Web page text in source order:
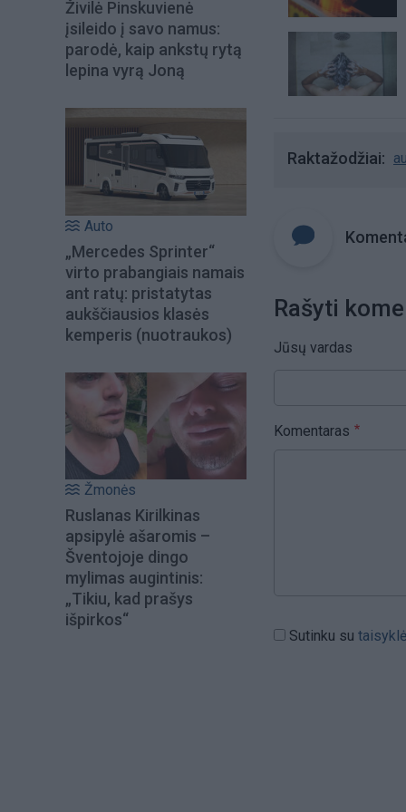
Živilė Pinskuvienė
įsileido į savo namus:
parodė, kaip ankstų rytą
lepina vyrą Joną
Auto
„Mercedes Sprinter“
virto prabangiais namais
ant ratų: pristatytas
aukščiausios klasės
kemperis (nuotraukos)
Žmonės
Ruslanas Kirilkinas
apsipylė ašaromis –
Šventojoje dingo
mylimas augintinis:
„Tikiu, kad prašys
išpirkos“
Raktažodžiai
Rašyti
Jūsų vardas
Komentaras
Sutinku su